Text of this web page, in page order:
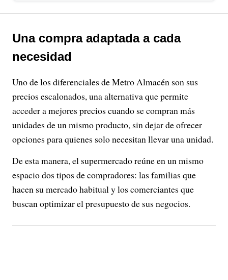
Una compra adaptada a cada
necesidad
Uno de los diferenciales de Metro Almacén son sus
precios escalonados, una alternativa que permite
acceder a mejores precios cuando se compran más
unidades de un mismo producto, sin dejar de ofrecer
opciones para quienes solo necesitan llevar una unidad.
De esta manera, el supermercado reúne en un mismo
espacio dos tipos de compradores: las familias que
hacen su mercado habitual y los comerciantes que
buscan optimizar el presupuesto de sus negocios.